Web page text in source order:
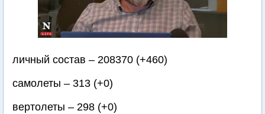
личный состав – 208370 (+460)
самолеты – 313 (+0)
вертолеты – 298 (+0)